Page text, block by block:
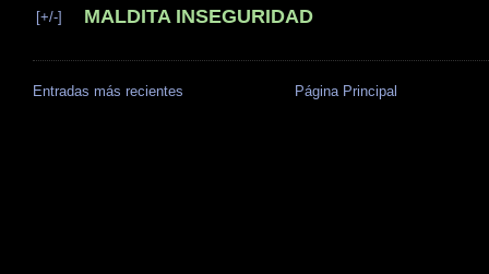
[+/-] MALDITA INSEGURIDAD
Entradas más recientes Página Principal